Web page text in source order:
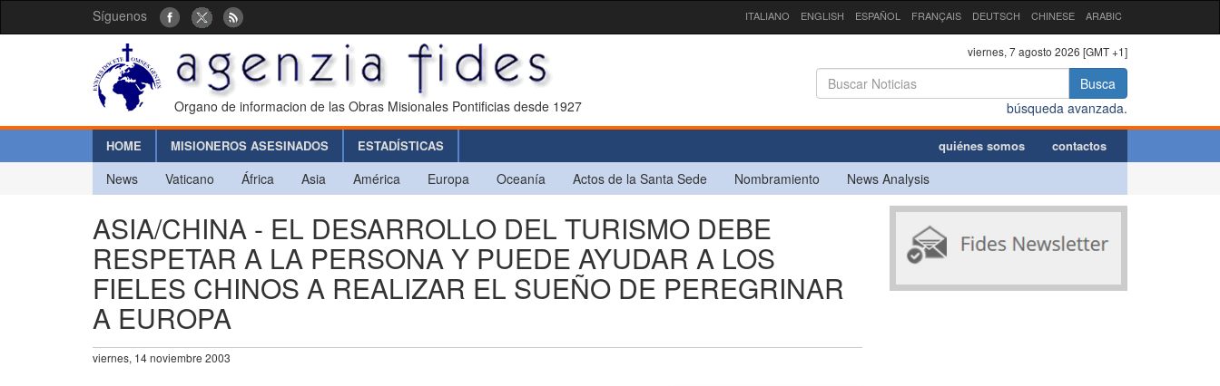
Síguenos ITALIANO ENGLISH ESPAÑOL FRANÇAIS DEUTSCH CHINESE ARABIC
Organo de informacion de las Obras Misionales Pontificias desde 1927
viernes, 7 agosto 2026 [GMT +1]
Busca
búsqueda avanzada.
HOME MISIONEROS ASESINADOS ESTADÍSTICAS quiénes somos contactos
News Vaticano África Asia América Europa Oceanía Actos de la Santa Sede Nombramiento News Analysis
ASIA/CHINA - EL DESARROLLO DEL TURISMO DEBE
RESPETAR A LA PERSONA Y PUEDE AYUDAR A LOS
FIELES CHINOS A REALIZAR EL SUEÑO DE PEREGRINAR
A EUROPA
viernes, 14 noviembre 2003